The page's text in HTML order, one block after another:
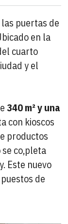
puertas de
en la
cuarto
y el
340 m² y una
con kioscos
productos
se co,pleta
Este nuevo
de